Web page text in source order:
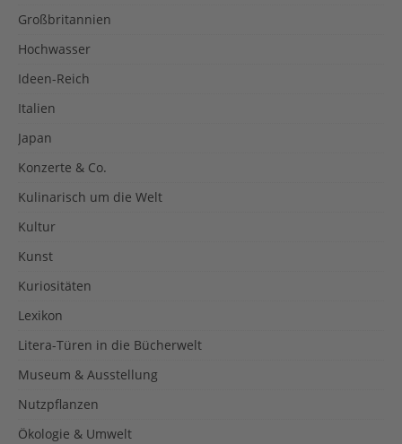
Großbritannien
Hochwasser
Ideen-Reich
Italien
Japan
Konzerte & Co.
Kulinarisch um die Welt
Kultur
Kunst
Kuriositäten
Lexikon
Litera-Türen in die Bücherwelt
Museum & Ausstellung
Nutzpflanzen
Ökologie & Umwelt